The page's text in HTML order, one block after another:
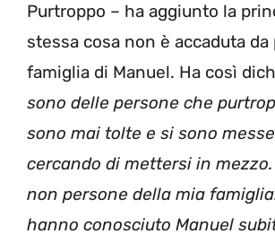
Purtroppo – ha aggiunto la
stessa cosa non è accaduta
famiglia di Manuel. Ha così
sono delle persone che
sono mai tolte e si sono
cercando di mettersi in
non persone della mia
hanno conosciuto Manuel